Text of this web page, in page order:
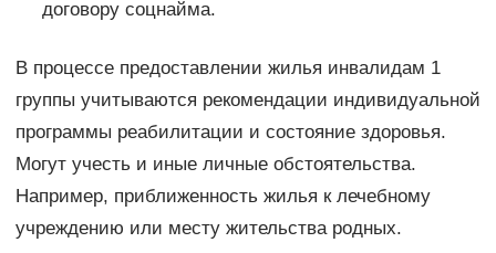
договору соцнайма.
В процессе предоставлении жилья инвалидам 1
группы учитываются рекомендации индивидуальной
программы реабилитации и состояние здоровья.
Могут учесть и иные личные обстоятельства.
Например, приближенность жилья к лечебному
учреждению или месту жительства родных.